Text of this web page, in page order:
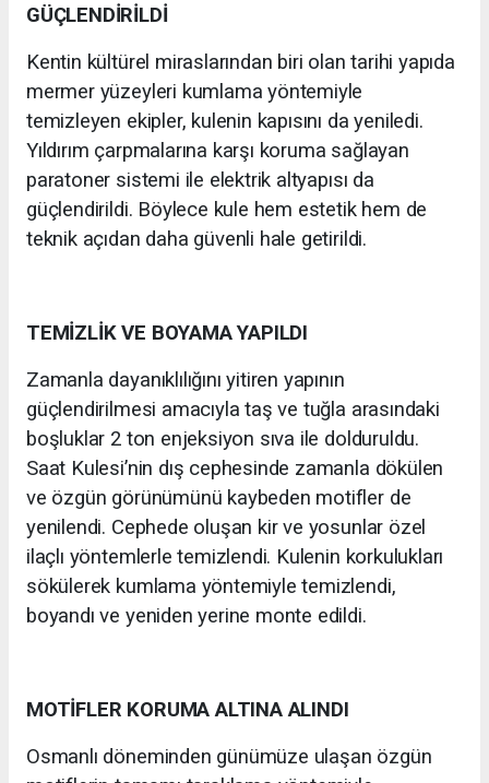
GÜÇLENDİRİLDİ
Kentin kültürel miraslarından biri olan tarihi yapıda
mermer yüzeyleri kumlama yöntemiyle
temizleyen ekipler, kulenin kapısını da yeniledi.
Yıldırım çarpmalarına karşı koruma sağlayan
paratoner sistemi ile elektrik altyapısı da
güçlendirildi. Böylece kule hem estetik hem de
teknik açıdan daha güvenli hale getirildi.
TEMİZLİK VE BOYAMA YAPILDI
Zamanla dayanıklılığını yitiren yapının
güçlendirilmesi amacıyla taş ve tuğla arasındaki
boşluklar 2 ton enjeksiyon sıva ile dolduruldu.
Saat Kulesi’nin dış cephesinde zamanla dökülen
ve özgün görünümünü kaybeden motifler de
yenilendi. Cephede oluşan kir ve yosunlar özel
ilaçlı yöntemlerle temizlendi. Kulenin korkulukları
sökülerek kumlama yöntemiyle temizlendi,
boyandı ve yeniden yerine monte edildi.
MOTİFLER KORUMA ALTINA ALINDI
Osmanlı döneminden günümüze ulaşan özgün